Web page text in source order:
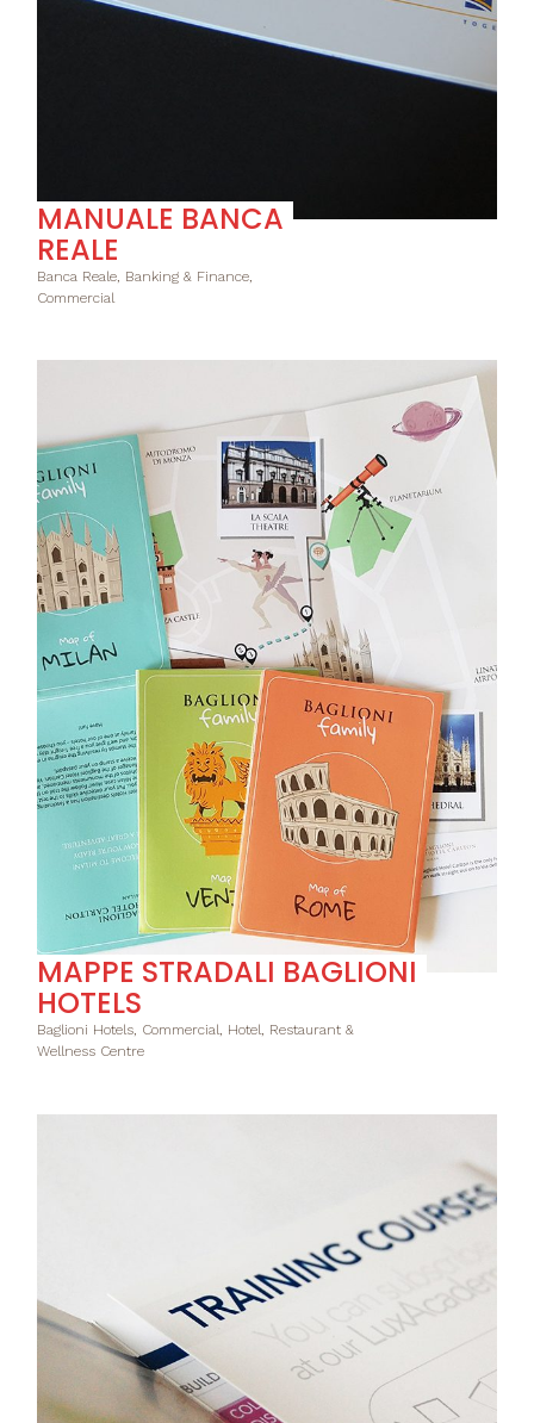
MANUALE BANCA
REALE
Banca Reale, Banking & Finance,
Commercial
MAPPE STRADALI BAGLIONI
HOTELS
Baglioni Hotels, Commercial, Hotel, Restaurant &
Wellness Centre